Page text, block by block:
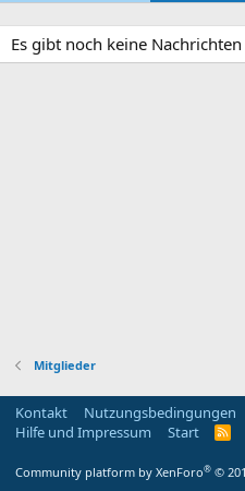
Es gibt noch keine
Mitglieder
Kontakt Nutzungsbedingungen
Hilfe und Impressum
Start
R
Community platform by XenForo® ©